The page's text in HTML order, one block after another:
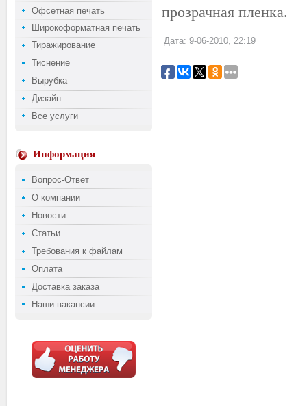
Офсетная печать
Широкоформатная печать
Тиражирование
Тиснение
Вырубка
Дизайн
Все услуги
Информация
Вопрос-Ответ
О компании
Новости
Статьи
Требования к файлам
Оплата
Доставка заказа
Наши вакансии
прозрачная пленка.
Дата: 9-06-2010, 22:19